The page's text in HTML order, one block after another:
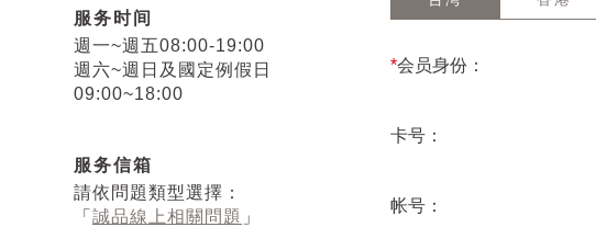
服务时间
週一~週五08:00-19:00
週六~週日及國定例假日
09:00~18:00
服务信箱
請依問題類型選擇：
「 誠品線上相關問題 」
*会员身份：
卡号：
帐号：